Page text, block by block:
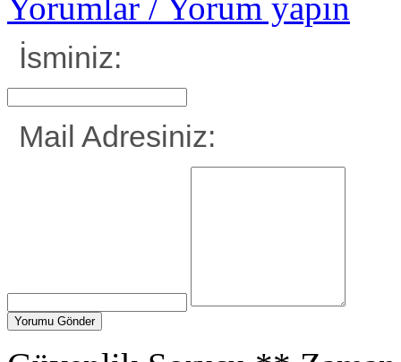
İsminiz:
Mail Adresiniz: